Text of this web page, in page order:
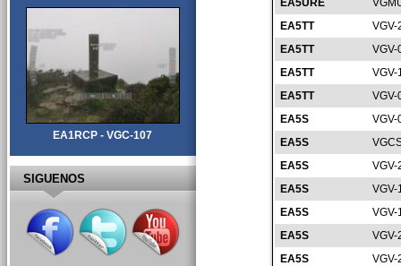
EA5URE
EA5TT
VGV-
EA5TT
VGV-
EA5TT
VGV-
EA5TT
VGV-
EA5S
VGV-
EA5S
EA5S
VGV-
EA5S
VGV-
EA5S
VGV-
EA5S
VGV-
EA5S
VGV-
EA1RCP - VGC-107
SIGUENOS